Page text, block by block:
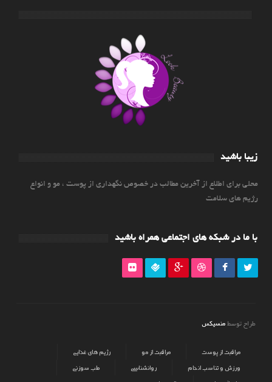
زیبا باشید
محلی برای اطلاع از آخرین مطالب در خصوص نگهداری از پوست ، مو و انواع
رژیم های سلامت
با ما در شبکه های اجتماعی همراه باشید
طراح توسط منسیکس
مراقبت از پوست مراقبت از مو
رژیم های غذایی
ورزش و تناسب اندام
روانشناسی
طب سوزنی